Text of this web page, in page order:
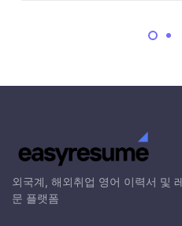
외국계, 해외취업 영어 이력서 및
문 플랫폼